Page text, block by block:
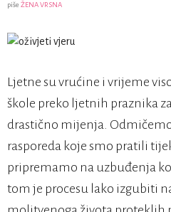
piše ŽENA VRSNA
Ljetne su vrućine i vrijeme
škole preko ljetnih praznika
drastično mijenja.
rasporeda koje smo pratili
pripremamo na uzbuđenja
tom je procesu lako izgubiti